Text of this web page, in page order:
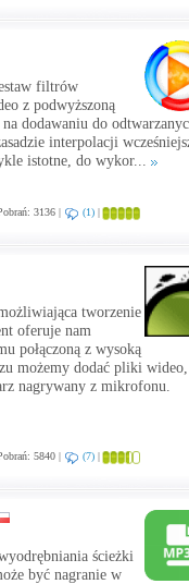
filtrów
z podwyższoną
dodawaniu do
interpolacji
istotne, do wykor...
3136 | (1) |
tworzenie
oferuje nam
połączoną z wysoką
możemy dodać pliki wideo,
nagrywany z mikrofonu.
5840 | (7) |
ścieżki
być nagranie w